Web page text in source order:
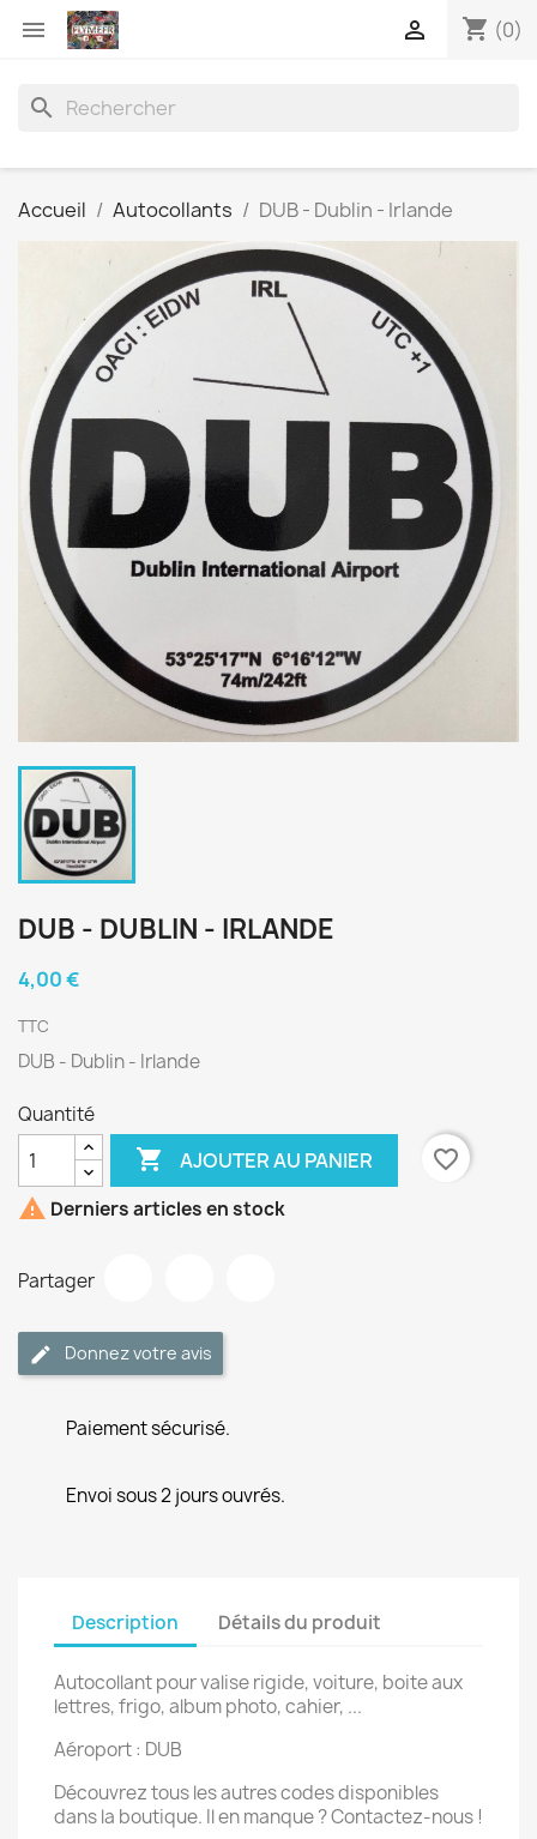
 shopping_cart (0)

search
Accueil Autocollants DUB - Dublin - Irlande
DUB - DUBLIN - IRLANDE
4,00 €
TTC
DUB - Dublin - Irlande
Quantité
 AJOUTER AU PANIER
favorite_border
 Derniers articles en stock
Partager
Donnez votre avis
Paiement sécurisé.
Envoi sous 2 jours ouvrés.
Description Détails du produit
Autocollant pour valise rigide, voiture, boite aux
lettres, frigo, album photo, cahier, ...
Aéroport : DUB
Découvrez tous les autres codes disponibles
dans la boutique. Il en manque ? Contactez-nous !